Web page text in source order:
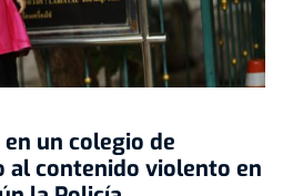
un colegio de
al contenido violento en